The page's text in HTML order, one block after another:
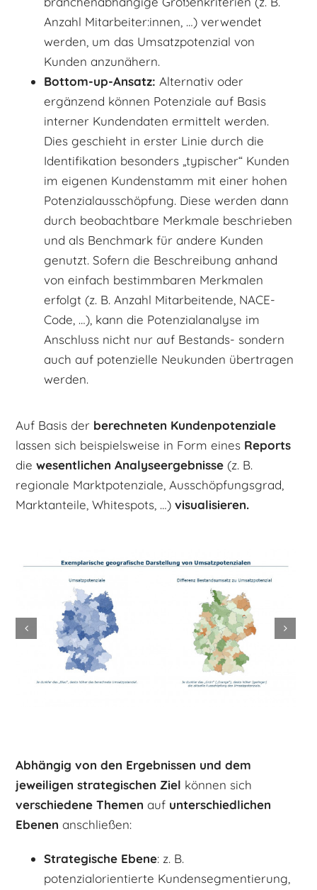
Anzahl Mitarbeiter:innen, …) verwendet
werden, um das Umsatzpotenzial von
Kunden anzunähern.
Bottom-up-Ansatz: Alternativ oder
ergänzend können Potenziale auf Basis
interner Kundendaten ermittelt werden.
Dies geschieht in erster Linie durch die
Identifikation besonders „typischer“ Kunden
im eigenen Kundenstamm mit einer hohen
Potenzialausschöpfung. Diese werden dann
durch beobachtbare Merkmale beschrieben
und als Benchmark für andere Kunden
genutzt. Sofern die Beschreibung anhand
von einfach bestimmbaren Merkmalen
erfolgt (z. B. Anzahl Mitarbeitende, NACE-
Code, …), kann die Potenzialanalyse im
Anschluss nicht nur auf Bestands- sondern
auch auf potenzielle Neukunden übertragen
werden.
Auf Basis der berechneten Kundenpotenziale
lassen sich beispielsweise in Form eines Reports
diewesentlichen Analyseergebnisse (z. B.
regionale Marktpotenziale, Ausschöpfungsgrad,
Marktanteile, Whitespots, …)visualisieren.
Abhängig von den Ergebnissen und dem
jeweiligen strategischen Ziel können sich
verschiedene Themenauf unterschiedlichen
Ebenenanschließen:
Strategische Ebene: z. B.
potenzialorientierte Kundensegmentierung,